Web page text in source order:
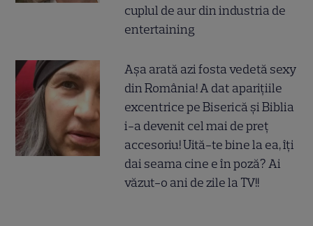
cuplul de aur din industria de
entertaining
Așa arată azi fosta vedetă sexy
din România! A dat aparițiile
excentrice pe Biserică și Biblia
i-a devenit cel mai de preț
accesoriu! Uită-te bine la ea, îți
dai seama cine e în poză? Ai
văzut-o ani de zile la TV!!